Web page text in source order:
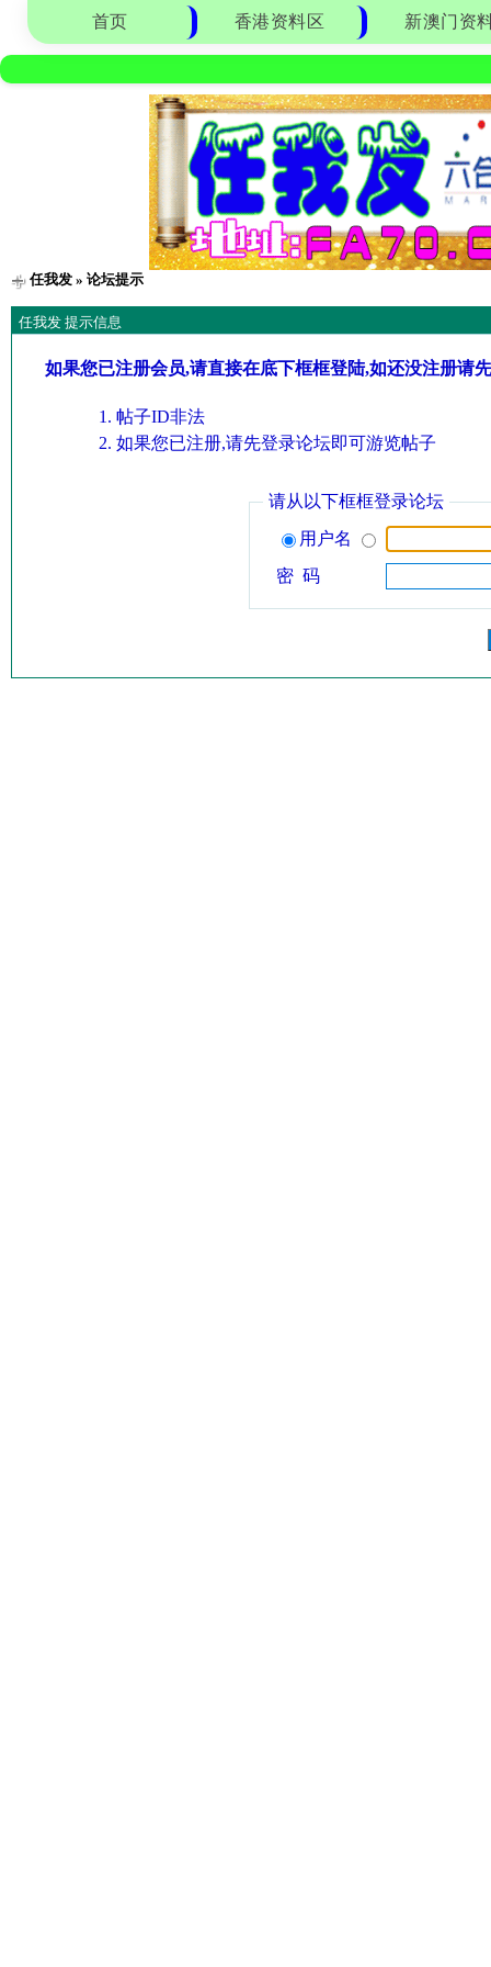
首页 香港资料区 新澳门资
任我发» 论坛提示
任我发 提示信息
如果您已注册会员,请直接在底下框框登陆,如还没注册请
帖子ID非法
如果您已注册,请先登录论坛即可游览帖子
请从以下框框登录论坛
用户名
密 码